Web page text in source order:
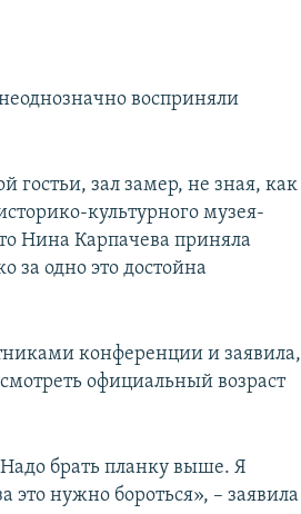
восприняли
гостьи, зал замер, не зная, как
культурного музея-
Нина Карпачева приняла
за одно это достойна
конференции и заявила,
официальный возраст
брать планку выше. Я
нужно бороться», – заявила